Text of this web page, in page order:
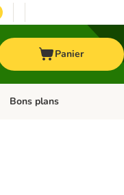
Panier
Dérouler les catégories: Top
Bons plans